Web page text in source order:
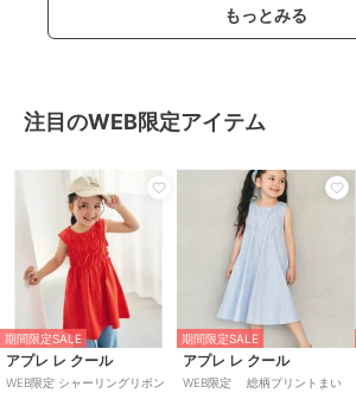
もっとみる
注目のWEB限定アイテム
期間限定SALE
アプレ レ クール
WEB限定 シャーリングリボン
期間限定SALE
アプレ レ クール
WEB限定 総柄プリントまい